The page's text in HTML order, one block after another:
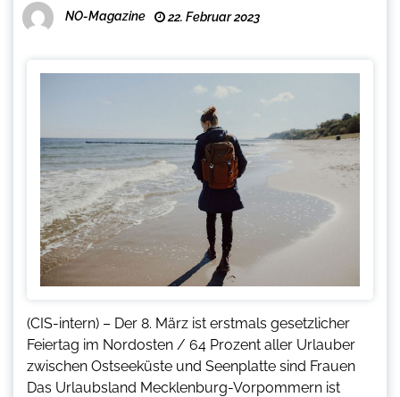
NO-Magazine 22. Februar 2023
(CIS-intern) – Der 8. März ist erstmals gesetzlicher
Feiertag im Nordosten / 64 Prozent aller Urlauber
zwischen Ostseeküste und Seenplatte sind Frauen
Das Urlaubsland Mecklenburg-Vorpommern ist